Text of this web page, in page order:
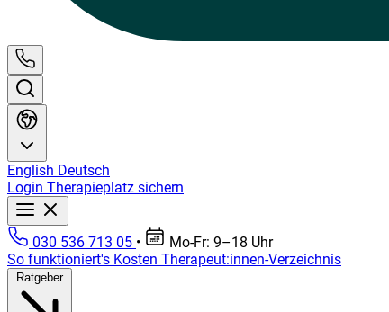
English Deutsch
Login Therapieplatz sichern
030 536 713 05 •
Mo-Fr: 9–18 Uhr
So funktioniert's Kosten Therapeut:innen-Verzeichnis
Ratgeber